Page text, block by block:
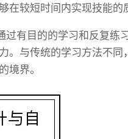
较短时间内实现技能的
过有目的的学习和反复练
。与传统的学习方法不同
境界。